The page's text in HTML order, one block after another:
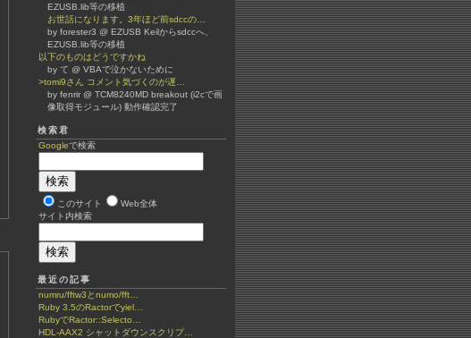
EZUSB.lib等の移植
お世話になります。3年ほど前sdccの…
by forester3 @ EZUSB Keilからsdccへ、
EZUSB.lib等の移植
以下のものはどうですかね
by て @ VBAで泣かないために
>tomi9さん コメント気づくのが遅…
by fenrir @ TCM8240MD breakout (i2cで画
像取得モジュール) 動作確認完了
検索君
Googleで検索
このサイト
Web全体
サイト内検索
最近の記事
numru/fftw3とnumo/fft…
Ruby 3.5のRactorでyiel…
RubyでRactor::Selecto…
HDL-AAX2 シャットダウンスクリプ…